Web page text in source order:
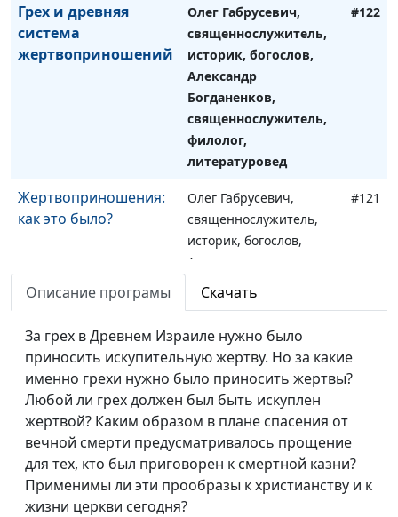
Грех и древняя
система
жертвоприношений
Олег Габрусевич,
священнослужитель,
историк, богослов,
Александр
Богданенков,
священнослужитель,
филолог,
литературовед
#122
Жертвоприношения:
как это было?
Олег Габрусевич,
священнослужитель,
историк, богослов,
Александр
#121
Чему нас учит жертва
всесожжения
Олег Габрусевич,
священнослужитель,
историк, богослов,
Александр
Богданенков,
священнослужитель,
филолог, литературовед
#120
Описание програмы Скачать
За грех в Древнем Израиле нужно было
приносить искупительную жертву. Но за какие
именно грехи нужно было приносить жертвы?
Любой ли грех должен был быть искуплен
жертвой? Каким образом в плане спасения от
вечной смерти предусматривалось прощение
для тех, кто был приговорен к смертной казни?
Применимы ли эти прообразы к христианству и к
жизни церкви сегодня?